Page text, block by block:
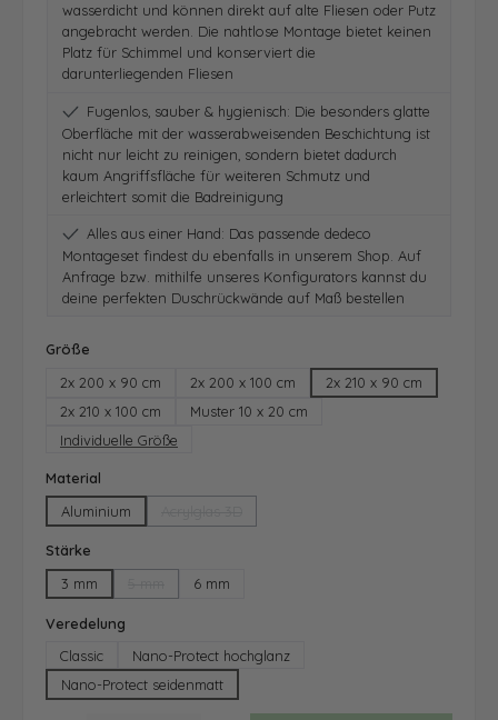
wasserdicht und können direkt auf alte Fliesen oder Putz
angebracht werden. Die nahtlose Montage bietet keinen
Platz für Schimmel und konserviert die
darunterliegenden Fliesen
Fugenlos, sauber & hygienisch: Die besonders glatte
Oberfläche mit der wasserabweisenden Beschichtung ist
nicht nur leicht zu reinigen, sondern bietet dadurch
kaum Angriffsfläche für weiteren Schmutz und
erleichtert somit die Badreinigung
Alles aus einer Hand: Das passende dedeco
Montageset findest du ebenfalls in unserem Shop. Auf
Anfrage bzw. mithilfe unseres Konfigurators kannst du
deine perfekten Duschrückwände auf Maß bestellen
Größe
2x 200 x 90 cm
2x 200 x 100 cm
2x 210 x 90 cm
2x 210 x 100 cm
Muster 10 x 20 cm
Individuelle Größe
Material
Aluminium
Stärke
3 mm
(Diese Option ist zurzeit nicht verfügbar.)
6 mm
Veredelung
Classic
Nano-Protect hochglanz
Nano-Protect seidenmatt